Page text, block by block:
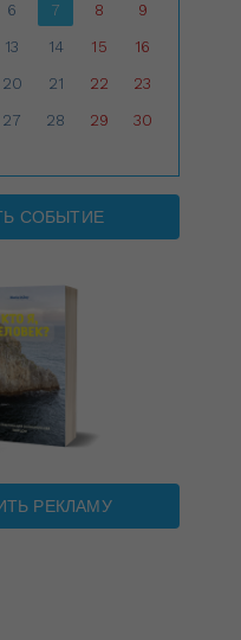
6 7 8 9
13 14 15 16
20 21 22 23
27 28 29 30
СОБЫТИЕ
РЕКЛАМУ